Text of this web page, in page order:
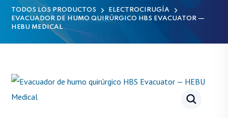
TODOS LOS PRODUCTOS
ELECTROCIRUGÍA
EVACUADOR DE HUMO QUIRÚRGICO HBS EVACUATOR —
HEBU MEDICAL